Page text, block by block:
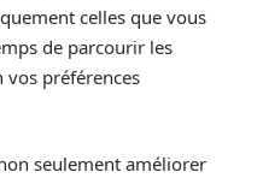
celles que vous
de parcourir les
vos préférences
seulement améliorer